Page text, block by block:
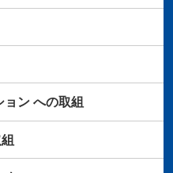
ョンへの取組